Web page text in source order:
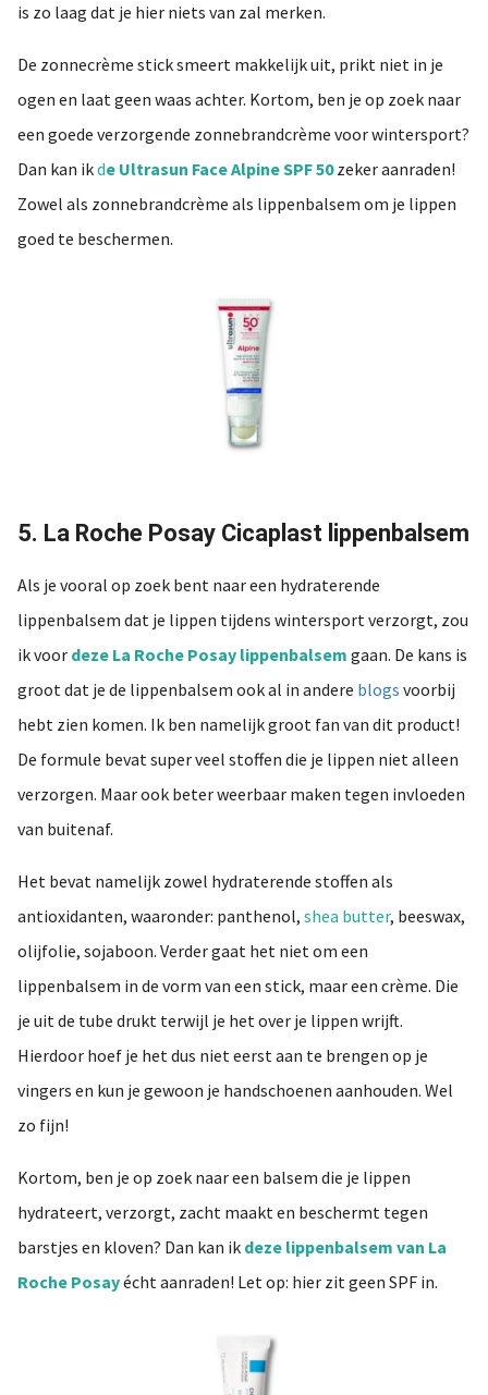
is zo laag dat je hier niets van zal merken.
De zonnecrème stick smeert makkelijk uit, prikt niet in je
ogen en laat geen waas achter. Kortom, ben je op zoek naar
een goede verzorgende zonnebrandcrème voor wintersport?
Dan kan ikde Ultrasun Face Alpine SPF 50 zeker aanraden!
Zowel als zonnebrandcrème als lippenbalsem om je lippen
goed te beschermen.
5. La Roche Posay Cicaplast lippenbalsem
Als je vooral op zoek bent naar een hydraterende
lippenbalsem dat je lippen tijdens wintersport verzorgt, zou
ik voor deze La Roche Posay lippenbalsem gaan. De kans is
groot dat je de lippenbalsem ook al in andere blogs voorbij
hebt zien komen. Ik ben namelijk groot fan van dit product!
De formule bevat super veel stoffen die je lippen niet alleen
verzorgen. Maar ook beter weerbaar maken tegen invloeden
van buitenaf.
Het bevat namelijk zowel hydraterende stoffen als
antioxidanten, waaronder: panthenol, shea butter, beeswax,
olijfolie, sojaboon. Verder gaat het niet om een
lippenbalsem in de vorm van een stick, maar een crème. Die
je uit de tube drukt terwijl je het over je lippen wrijft.
Hierdoor hoef je het dus niet eerst aan te brengen op je
vingers en kun je gewoon je handschoenen aanhouden. Wel
zo fijn!
Kortom, ben je op zoek naar een balsem die je lippen
hydrateert, verzorgt, zacht maakt en beschermt tegen
barstjes en kloven? Dan kan ik deze lippenbalsem van La
Roche Posayécht aanraden! Let op: hier zit geen SPF in.